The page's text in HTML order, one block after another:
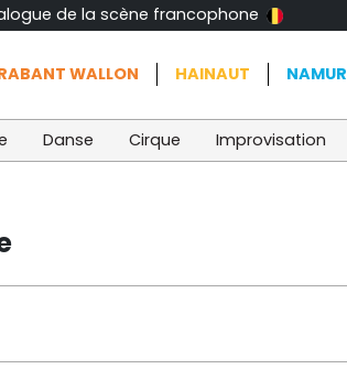
de la scène francophone
WALLON HAINAUT NAMUR
Danse Cirque Improvisation